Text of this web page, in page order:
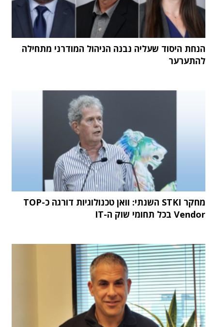
הנחת היסוד שעליה נבנה הניהול המודרני מתחילה
להתערער
מחקר STKI השנתי: וואן טכנולוגיות דורגה כ-TOP
Vendor בכל תחומי שוק ה-IT